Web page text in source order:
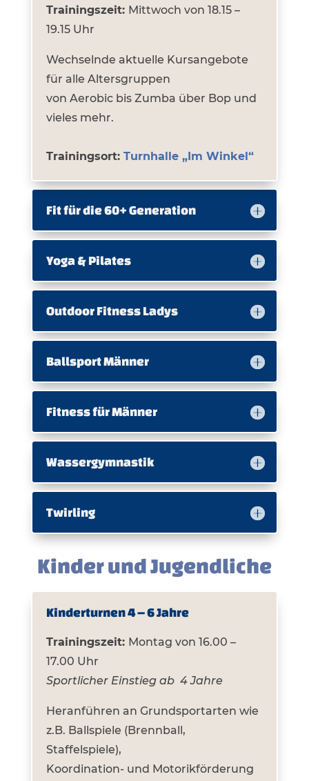
Trainingszeit: Mittwoch von 18.15 –
19.15 Uhr
Wechselnde aktuelle Kursangebote
für alle Altersgruppen
von Aerobic bis Zumba über Bop und
vieles mehr.
Trainingsort: Turnhalle „Im Winkel“
Fit für die 60+ Generation
Yoga & Pilates
Outdoor Fitness Ladys
Ballsport Männer
Fitness für Männer
Wassergymnastik
Twirling
Kinder und Jugendliche
Kinderturnen 4 – 6 Jahre
Trainingszeit: Montag von 16.00 –
17.00 Uhr
Sportlicher Einstieg ab 4 Jahre
Heranführen an Grundsportarten wie
z.B. Ballspiele (Brennball,
Staffelspiele),
Koordination- und Motorikförderung